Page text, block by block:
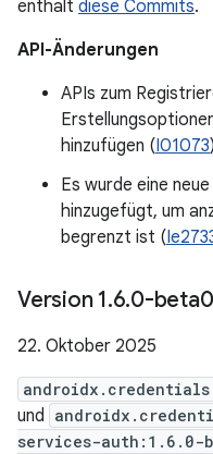
enthält diese Commits.
API-Änderungen
APIs zum
hinzufügen (I01073)
Es wurde eine
hinzugefügt, um
begrenzt ist (
Version 1.6.0-
22. Oktober 2025
und
services-auth:1.6.0-